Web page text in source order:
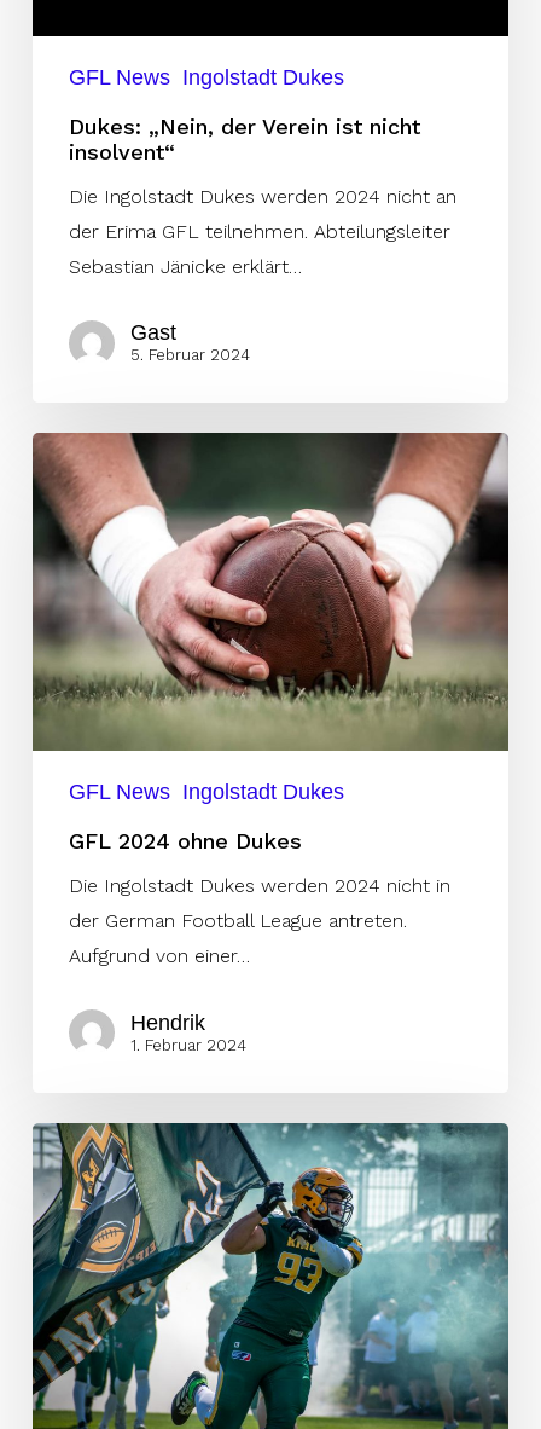
GFL News Ingolstadt Dukes
Dukes: „Nein, der Verein ist nicht
insolvent“
Die Ingolstadt Dukes werden 2024 nicht an
der Erima GFL teilnehmen. Abteilungsleiter
Sebastian Jänicke erklärt…
Gast
5. Februar 2024
GFL
2024
ohne
Dukes
GFL News Ingolstadt Dukes
GFL 2024 ohne Dukes
Die Ingolstadt Dukes werden 2024 nicht in
der German Football League antreten.
Aufgrund von einer…
Hendrik
1. Februar 2024
Ingolstadt
Dukes
rüsten
auf